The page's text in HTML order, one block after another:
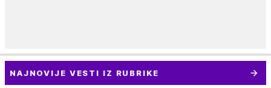
NAJNOVIJE VESTI IZ RUBRIKE